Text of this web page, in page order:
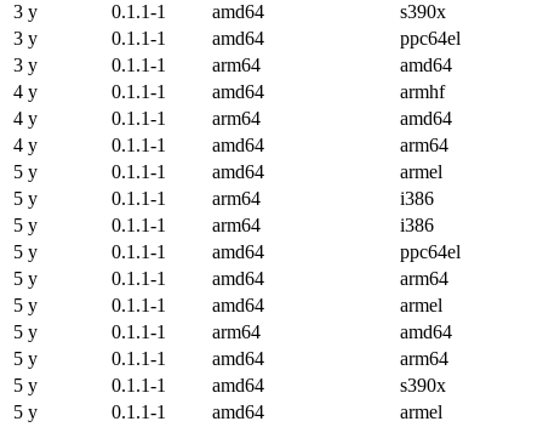
3 y
0.1.1-1 amd64
s390x
3 y
0.1.1-1 amd64
ppc64el
3 y
0.1.1-1 arm64
amd64
4 y
0.1.1-1 amd64
armhf
4 y
0.1.1-1 arm64
amd64
4 y
0.1.1-1 amd64
arm64
5 y
0.1.1-1 amd64
armel
5 y
0.1.1-1 arm64
i386
5 y
0.1.1-1 arm64
i386
5 y
0.1.1-1 amd64
ppc64el
5 y
0.1.1-1 amd64
arm64
5 y
0.1.1-1 amd64
armel
5 y
0.1.1-1 arm64
amd64
5 y
0.1.1-1 amd64
arm64
5 y
0.1.1-1 amd64
s390x
5 y
0.1.1-1 amd64
armel